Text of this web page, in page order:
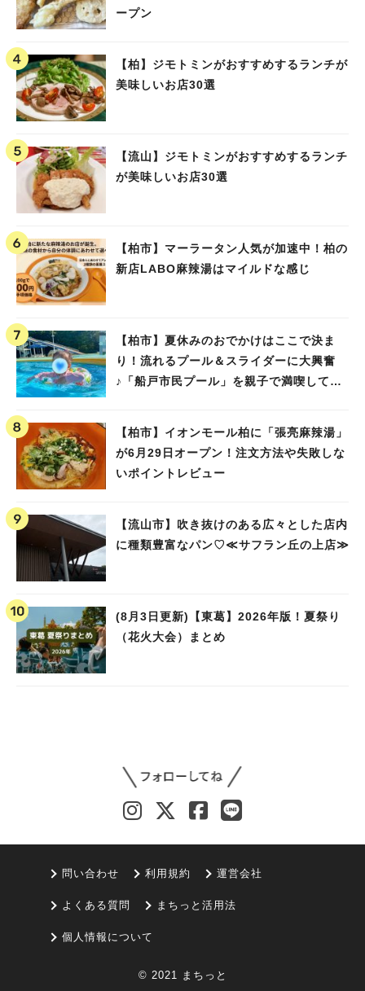
ープン
【柏】ジモトミンがおすすめするランチが
美味しいお店30選
【流山】ジモトミンがおすすめするランチ
が美味しいお店30選
【柏市】マーラータン人気が加速中！柏の
新店LABO麻辣湯はマイルドな感じ
【柏市】夏休みのおでかけはここで決ま
り！流れるプール＆スライダーに大興奮
♪「船戸市民プール」を親子で満喫してき
【柏市】イオンモール柏に「張亮麻辣湯」
が6月29日オープン！注文方法や失敗しな
いポイントレビュー
【流山市】吹き抜けのある広々とした店内
に種類豊富なパン♡≪サフラン丘の上店≫
(8月3日更新)【東葛】2026年版！夏祭り
（花火大会）まとめ
問い合わせ 利用規約 運営会社
よくある質問 まちっと活用法
個人情報について
© 2021 まちっと